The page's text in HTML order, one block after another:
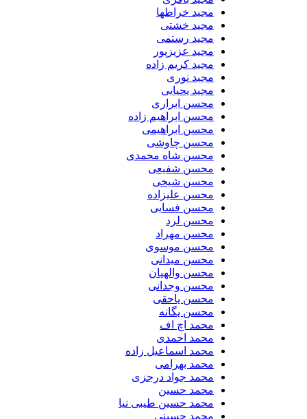
مجید خراطها
مجید خشتی
مجید رستمی
مجید عزیزپور
مجید کریم زاده
مجید نوری
مجید یحیایی
محسن ابراری
محسن ابراهیم زاده
محسن ابراهیمی
محسن چاوشی
محسن شاه محمدی
محسن شفیعی
محسن شیخی
محسن علیزاده
محسن فسایی
محسن لرد
محسن مهراد
محسن موسوی
محسن میدانی
محسن والهیان
محسن وجدانی
محسن یاحقی
محسن یگانه
محمد اچ اف
محمد احمدی
محمد اسماعیل زاده
محمد بهرامی
محمد جواد درجزی
محمد حسین
محمد حسین طیبی نیا
محمد حسینی